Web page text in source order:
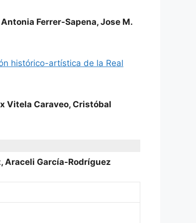
Antonia Ferrer-Sapena, Jose M.
histórico-artística de la Real
Vitela Caraveo, Cristóbal
Araceli García-Rodríguez